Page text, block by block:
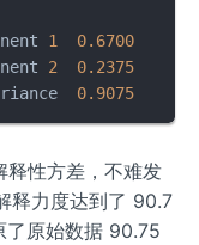
1
0.6700
2
0.2375
0.9075
释性方差，不难发
释力度达到了 90.7
了原始数据 90.75